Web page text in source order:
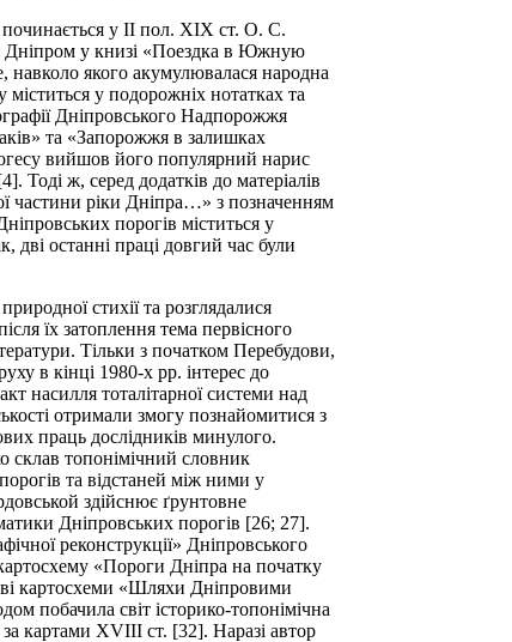
у ІІ пол. ХІХ ст. О. С.
у книзі «Поездка в Южную
якого акумулювалася народна
міститься у подорожніх нотатках та
Дніпровського Надпорожжя
та «Запорожжя в залишках
вийшов його популярний нарис
Тоді ж, серед додатків до матеріалів
частини ріки Дніпра…» з позначенням
порогів міститься у
останні праці довгий час були
стихії та розглядалися
їх затоплення тема первісного
Тільки з початком Перебудови,
в кінці 1980-х рр. інтерес до
насилля тоталітарної системи над
отримали змогу познайомитися з
праць дослідників минулого.
топонімічний словник
та відстаней між ними у
здійснює ґрунтовне
Дніпровських порогів [26; 27].
реконструкції» Дніпровського
«Пороги Дніпра на початку
картосхеми «Шляхи Дніпровими
побачила світ історико-топонімічна
за картами ХVIII ст. [32]. Наразі автор